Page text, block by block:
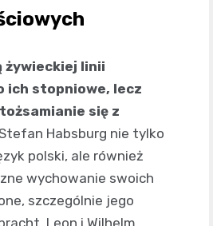
żywieckiej linii
ich stopniowe, lecz
się z
Habsburg nie tylko
polski, ale również
wychowanie swoich
szczególnie jego
Leon i Wilhelm,